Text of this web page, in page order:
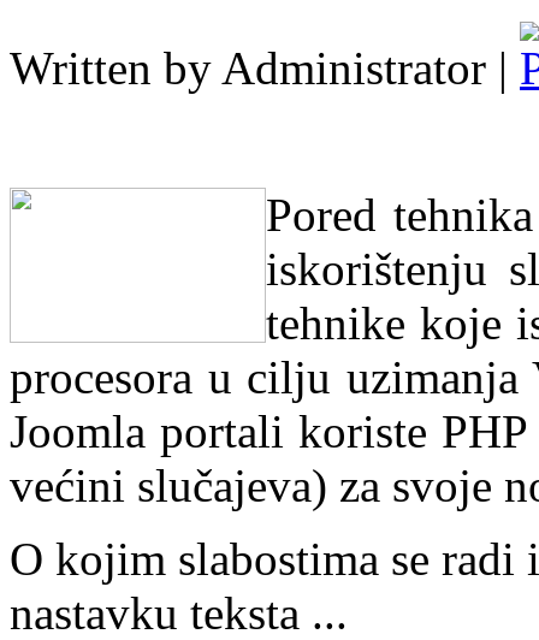
Written by Administrator |
Pored
iskorištenju
tehnike koje
procesora u cilju
Joomla portali koriste
većini slučajeva) za svoje
O kojim slabostima se
nastavku teksta ...